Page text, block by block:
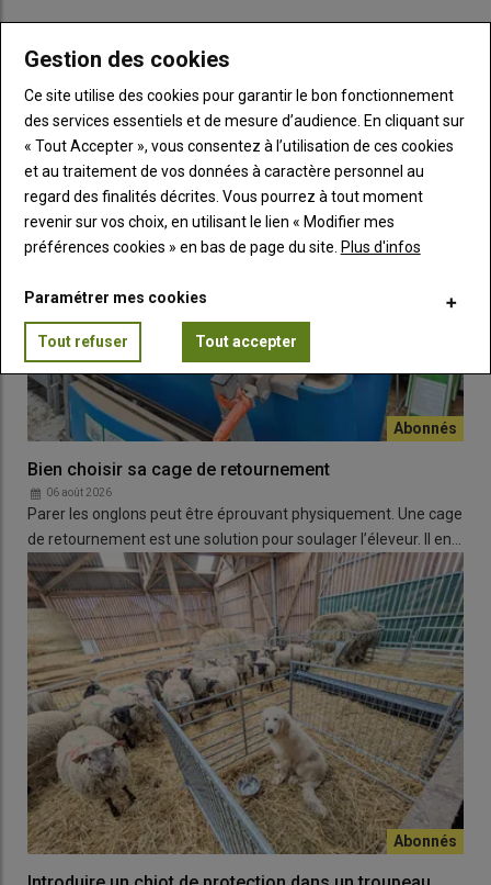
respiration cellulaire et la production d’énergie. Il a un impact
également sur le développement fœtal, d’où l’importance d’en
apporter suffisamment aux brebis gestantes. Chez l’agneau,
une carence en iode se caractérise par une vitalité moindre,
une altération du système immunitaire, voire l’apparition de
goitre ou un défaut de pilosité.
Il s’agit d’un antioxydant notoire qui intervient également dans
le fonctionnement thyroïdien. Chez le jeune agneau de moins
de deux mois, un déficit en sélénium et vitamine E cause une
myodégénérescence dite « raide de l’agneau ». Chez la brebis,
le manque de sélénium peut engendrer des problèmes de
délivrance.
Le zinc
De nombreux symptômes peuvent être reliés à une carence en
zinc, un des oligoéléments le plus présent dans l’organisme.
Les problèmes de pattes (déformation des onglons, boiteries,
voire panaris), perte d’appétit, altération du développement
testiculaire, retards de croissance, pertes de laine ou pica (les
animaux mangent leur laine) sont autant d’indicateurs d’un
manque de zinc dans la ration des ovins.
Bien choisir sa cage de retournement
06 août 2026
Parer les onglons peut être éprouvant physiquement. Une cage
de retournement est une solution pour soulager l’éleveur. Il en…
Gestion des cookies
Ce site utilise des cookies pour garantir le bon fonctionnement
des services essentiels et de mesure d’audience. En cliquant sur
« Tout Accepter », vous consentez à l’utilisation de ces cookies
et au traitement de vos données à caractère personnel au
regard des finalités décrites. Vous pourrez à tout moment
revenir sur vos choix, en utilisant le lien « Modifier mes
préférences cookies » en bas de page du site. Plus d'infos
Paramétrer mes cookies
Tout refuser Tout accepter